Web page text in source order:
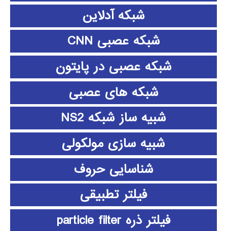
شبکه آدلاین
شبکه عصبی CNN
شبکه عصبی در پایتون
شبکه های عصبی
شبیه ساز شبکه NS2
شبیه سازی مولکولی
شناسایی حروف
فیلتر تطبیقی
فیلتر ذره particle filter